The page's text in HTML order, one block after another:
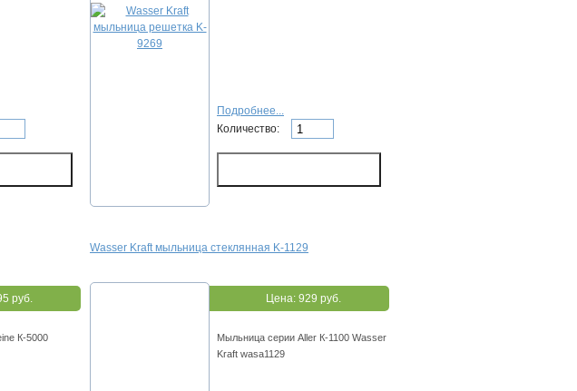
Подробнее...
Количество:
руб.
К-5000
Wasser Kraft мыльница стеклянная K-1129
Цена: 929 руб.
Мыльница серии Aller К-1100 Wasser
Kraft wasa1129